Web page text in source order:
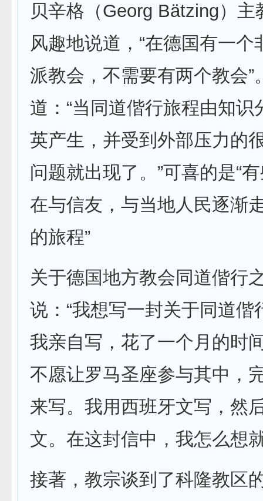
贝辛格（Georg Bätzing）主
风趣地说道，“在德国有一个
派教会，不需要有两个教会”
道：“当同道偕行旅程由知识
英产生，并受到外部压力的
问题就出现了。”可喜的是“
在与信友，与当地人民逐渐
的旅程”
关于德国地方教会同道偕行
说：“我想写一封关于同道偕
我亲自写，花了一个月的时
不愿让罗马圣座参与其中，
来写。我用西班牙文写，然
文。在这封信中，我怎么想
接著，教宗谈到了科隆教区